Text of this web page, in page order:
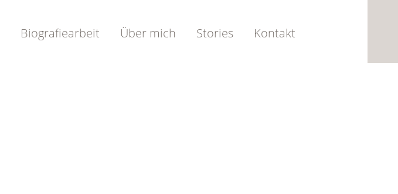
Biografiearbeit Über mich Stories Kontakt